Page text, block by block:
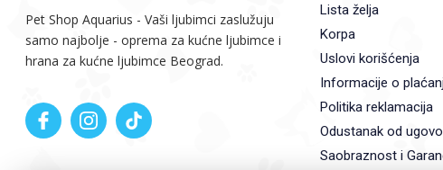
Pet Shop Aquarius - Vaši ljubimci zaslužuju
samo najbolje - oprema za kućne ljubimce i
hrana za kućne ljubimce Beograd.
Lista želja
Korpa
Uslovi korišćenja
Informacije o
Politika reklamacija
Odustanak od
Saobraznost i